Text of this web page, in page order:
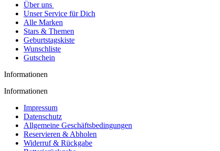
Über uns
Unser Service für Dich
Alle Marken
Stars & Themen
Geburtstagskiste
Wunschliste
Gutschein
Informationen
Informationen
Impressum
Datenschutz
Allgemeine Geschäftsbedingungen
Reservieren & Abholen
Widerruf & Rückgabe